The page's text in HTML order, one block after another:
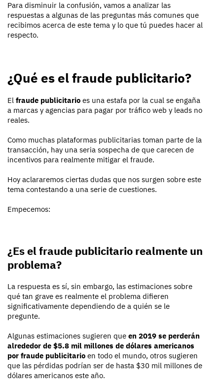
Para disminuir la confusión, vamos a analizar las
respuestas a algunas de las preguntas más comunes que
recibimos acerca de este tema y lo que tú puedes hacer al
respecto.
¿Qué es el fraude publicitario?
El fraude publicitario es una estafa por la cual se engaña
a marcas y agencias para pagar por tráfico web y leads no
reales.
Como muchas plataformas publicitarias toman parte de la
transacción, hay una seria sospecha de que carecen de
incentivos para realmente mitigar el fraude.
Hoy aclararemos ciertas dudas que nos surgen sobre este
tema contestando a una serie de cuestiones.
Empecemos:
¿Es el fraude publicitario realmente un
problema?
La respuesta es sí, sin embargo, las estimaciones sobre
qué tan grave es realmente el problema difieren
significativamente dependiendo de a quién se le
pregunte.
Algunas estimaciones sugieren que en 2019 se perderán
alrededor de $5.8 mil millones de dólares americanos
por fraude publicitario en todo el mundo, otros sugieren
que las pérdidas podrían ser de hasta $30 mil millones de
dólares americanos este año.